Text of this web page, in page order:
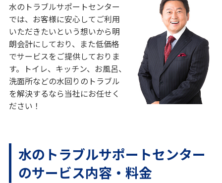
水のトラブルサポートセンター
では、お客様に安心してご利用
いただきたいという想いから明
朗会計にしており、また低価格
でサービスをご提供しておりま
す。トイレ、キッチン、お風呂、
洗面所などの水回りのトラブル
を解決するなら当社にお任せく
ださい！
水のトラブルサポートセンター
のサービス内容・料金